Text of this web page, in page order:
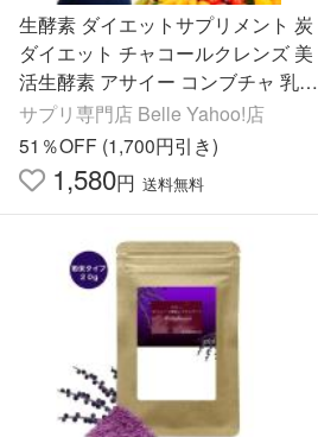
生酵素 ダイエットサプリメント 炭
ダイエット チャコールクレンズ 美
活生酵素 アサイー コンブチャ 乳酸
菌 酪酸菌
サプリ専門店 Belle Yahoo!店
51％OFF (1,700円引き)
1,580円 送料無料